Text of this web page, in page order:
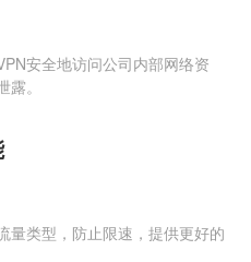
安全地访问公司内部网络资
。
量类型，防止限速，提供更好的